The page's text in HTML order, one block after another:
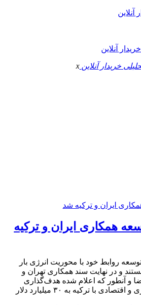
آنلاین
x
همکاری ایران و ترکیه
روابط خود با محوریت انرژی بار
و در نهایت سند همکاری تهران و
و آنطور که اعلام شده هدف‌گذاری
ارتقای سطح روابط تجاری و اقتصادی با ترکیه به ۳۰ میلیارد دلار